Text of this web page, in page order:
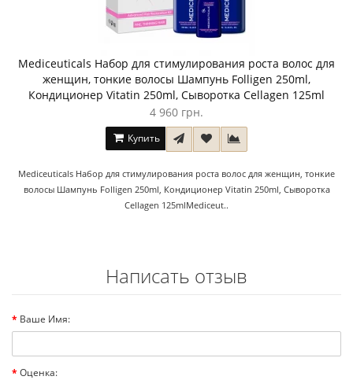
Mediceuticals Набор для стимулирования роста волос для
женщин, тонкие волосы Шампунь Folligen 250ml,
Кондиционер Vitatin 250ml, Сыворотка Cellagen 125ml
4 960 грн.
Купить
Mediceuticals Набор для стимулирования роста волос для женщин, тонкие
волосы Шампунь Folligen 250ml, Кондиционер Vitatin 250ml, Сыворотка
Cellagen 125mlMediceut..
Написать отзыв
Ваше Имя:
Оценка: